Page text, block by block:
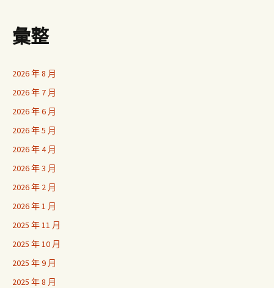
彙整
2026 年 8 月
2026 年 7 月
2026 年 6 月
2026 年 5 月
2026 年 4 月
2026 年 3 月
2026 年 2 月
2026 年 1 月
2025 年 11 月
2025 年 10 月
2025 年 9 月
2025 年 8 月